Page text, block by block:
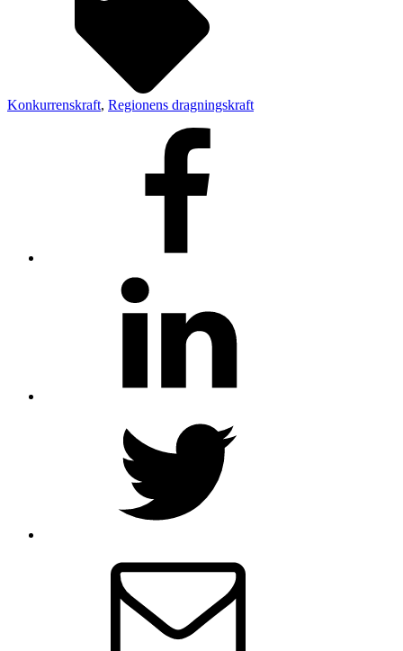
Konkurrenskraft, Regionens dragningskraft